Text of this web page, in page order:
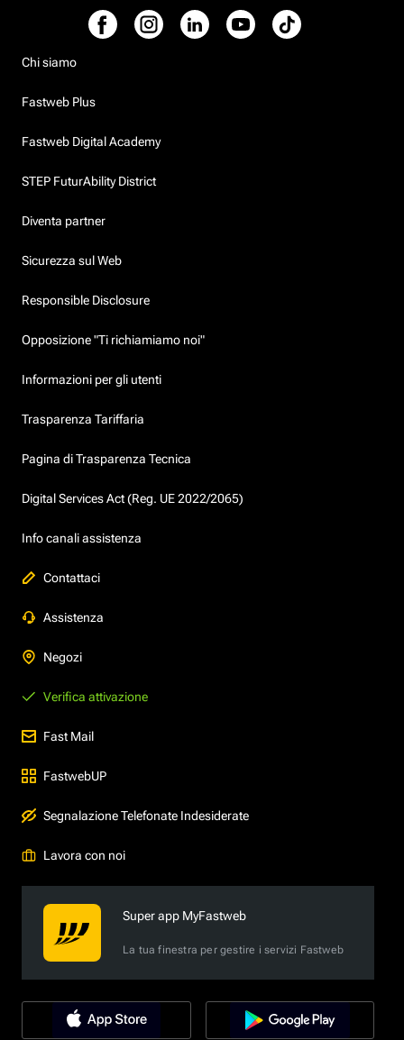
Chi siamo
Fastweb Plus
Fastweb Digital Academy
STEP FuturAbility District
Diventa partner
Sicurezza sul Web
Responsible Disclosure
Opposizione "Ti richiamiamo noi"
Informazioni per gli utenti
Trasparenza Tariffaria
Pagina di Trasparenza Tecnica
Digital Services Act (Reg. UE 2022/2065)
Info canali assistenza
Contattaci
Assistenza
Negozi
Verifica attivazione
Fast Mail
FastwebUP
Segnalazione Telefonate Indesiderate
Lavora con noi
Super app MyFastweb
La tua finestra per gestire i servizi Fastweb